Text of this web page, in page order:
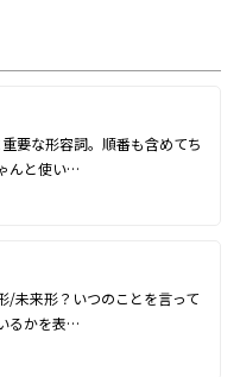
要な形容詞。順番も含めてち
んと使い…
/未来形？いつのことを言って
るかを表…